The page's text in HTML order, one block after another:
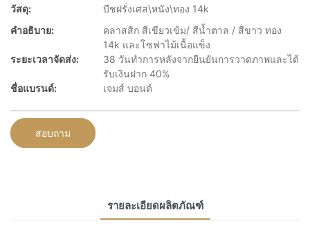
วัสดุ:
บีชฝรั่งเศส\หนัง\ทอง 14k
คำอธิบาย:
คลาสสิก สีเขียวเข้ม/ สีน้ำตาล / สีขาว ทอง
14k และโซฟาไม้เนื้อแข็ง
ระยะเวลาจัดส่ง:
38 วันทำการหลังจากยืนยันการวาดภาพและได้
รับเงินฝาก 40%
ชื่อแบรนด์:
เจมส์ บอนด์
สอบถาม
รายละเอียดผลิตภัณฑ์